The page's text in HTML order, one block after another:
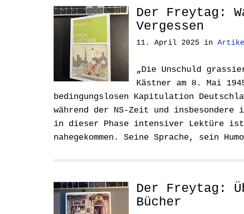
Der Freytag:
Vergessen
11. April 2025 in
„Die Unschuld
Kästner am 8. Mai
bedingungslosen Kapitulation
während der NS-Zeit und
in dieser Phase intensiver Lektüre
nahegekommen. Seine Sprache, sein
Der Freytag:
Bücher